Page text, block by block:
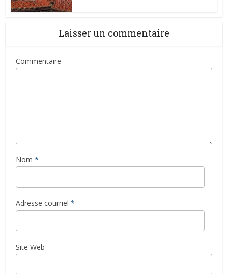
Laisser un commentaire
Commentaire
Nom *
Adresse courriel *
Site Web